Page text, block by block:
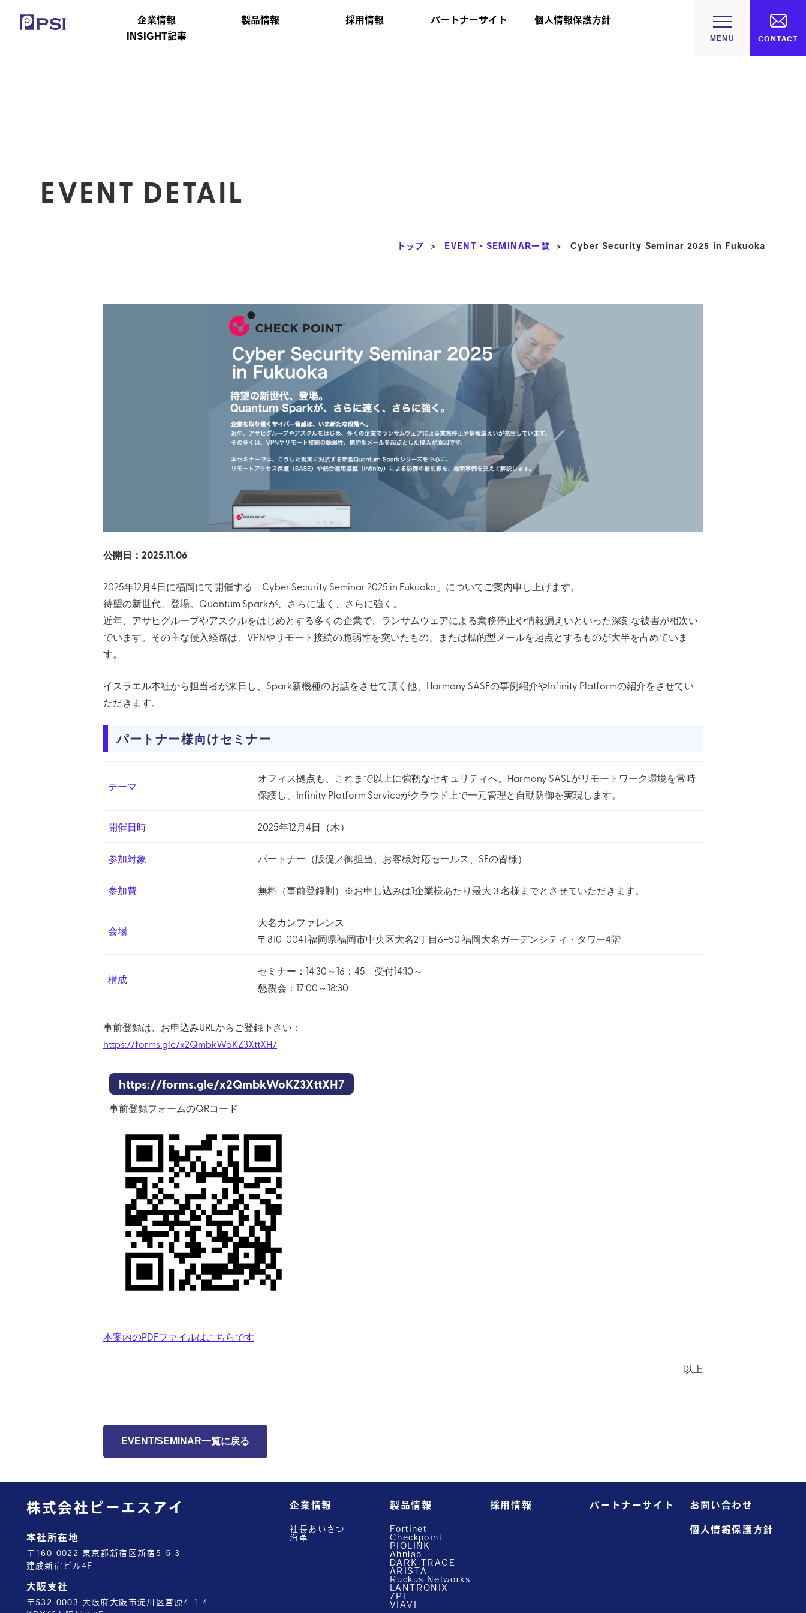
企業情報 製品情報 採用情報 パートナーサイト
個人情報保護方針
INSIGHT記事
EVENT DETAIL
トップ > EVENT・SEMINAR一覧 > Cyber Security Seminar 2025 in Fukuoka
公開日：2025.11.06
2025年12月4日に福岡にて開催する「Cyber Security Seminar 2025 in Fukuoka」についてご案内申し上げます。
待望の新世代、登場。Quantum Sparkが、さらに速く、さらに強く。
近年、アサヒグループやアスクルをはじめとする多くの企業で、ランサムウェアによる業務停止や情報漏えいといった深刻な被害が相次い
でいます。その主な侵入経路は、VPNやリモート接続の脆弱性を突いたもの、または標的型メールを起点とするものが大半を占めていま
す。
イスラエル本社から担当者が来日し、Spark新機種のお話をさせて頂く他、Harmony SASEの事例紹介やInfinity Platformの紹介をさせてい
ただきます。
パートナー様向けセミナー
テーマ
オフィス拠点も、これまで以上に強靭なセキュリティへ。Harmony SASEがリモートワーク環境を常時
保護し、Infinity Platform Serviceがクラウド上で一元管理と自動防御を実現します。
開催日時 2025年12月4日（木）
参加対象 パートナー（販促／御担当、お客様対応セールス、SEの皆様）
参加費 無料（事前登録制）※お申し込みは1企業様あたり最大３名様までとさせていただきます。
会場
大名カンファレンス
〒810-0041 福岡県福岡市中央区大名2丁目6−50 福岡大名ガーデンシティ・タワー4階
構成
セミナー：14:30～16：45 受付14:10～
懇親会：17:00～18:30
事前登録は、お申込みURLからご登録下さい：
https://forms.gle/x2QmbkWoKZ3XttXH7
https://forms.gle/x2QmbkWoKZ3XttXH7
事前登録フォームのQRコード
本案内のPDFファイルはこちらです
以上
EVENT/SEMINAR一覧に戻る
株式会社ピーエスアイ
本社所在地
〒160-0022 東京都新宿区新宿5-5-3
建成新宿ビル4F
大阪支社
〒532-0003 大阪府大阪市淀川区宮原4-1-4
企業情報
社長あいさつ
沿革
製品情報
Fortinet
Checkpoint
PIOLINK
Ahnlab
DARK TRACE
ARISTA
Ruckus Networks
LANTRONIX
ZPE
VIAVI
採用情報 パートナーサイト お問い合わせ
個人情報保護方針
CONTACT